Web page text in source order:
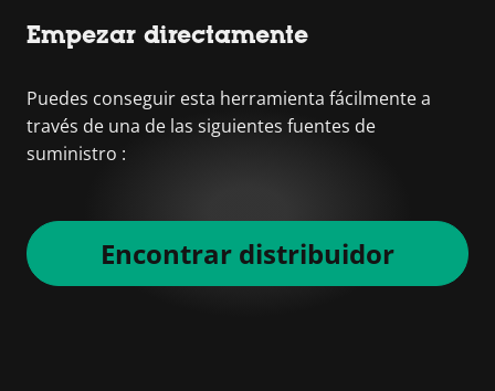
Empezar directamente
Puedes conseguir esta herramienta fácilmente a
través de una de las siguientes fuentes de
suministro :
Encontrar distribuidor